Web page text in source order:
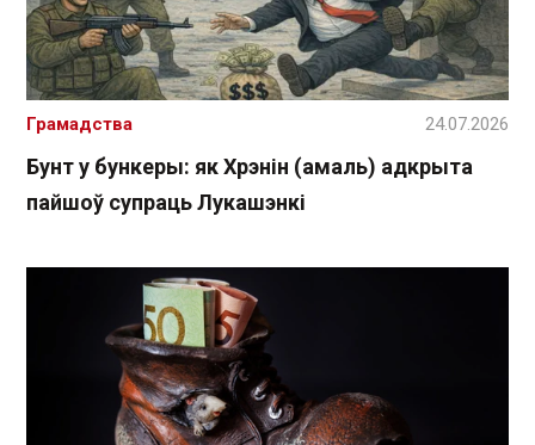
Бунт у бункеры: як Хрэнін (амаль) адкрыта
пайшоў супраць Лукашэнкі
Грамадства 24.07.2026